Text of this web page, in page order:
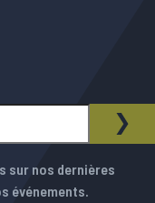
sur nos dernières
événements.